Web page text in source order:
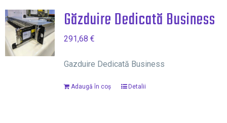
Găzduire Dedicată Business
291,68 €
Gazduire Dedicată Business
Adaugă în coș Detalii